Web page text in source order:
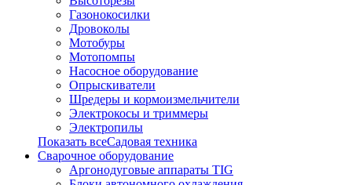
Газонокосилки
Дровоколы
Мотобуры
Мотопомпы
Насосное оборудование
Опрыскиватели
Шредеры и кормоизмельчители
Электрокосы и триммеры
Электропилы
Показать всеСадовая техника
Сварочное оборудование
Аргонодуговые аппараты TIG